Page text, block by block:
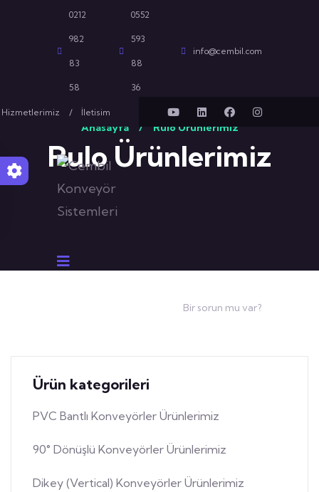
0212
982
83
58
0552
593
88
36
info@cembil.com
Hizmetlerimiz İletisim
Bir sorun mu var?
Anasayfa / Rulo Ürünlerimiz
Rulo Ürünlerimiz
Ürün kategorileri
PVC Bantlı Konveyörler Ürünlerimiz
90° Dönüşlü Konveyörler Ürünlerimiz
Dikey (Vertical) Konveyörler Ürünlerimiz